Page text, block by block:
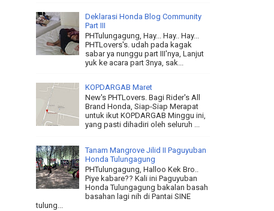
Deklarasi Honda Blog Community
Part III
PHTulungagung, Hay... Hay.. Hay...
PHTLovers's. udah pada kagak
sabar ya nunggu part III'nya, Lanjut
yuk ke acara part 3nya, sak...
KOPDARGAB Maret
New's PHTLovers. Bagi Rider's All
Brand Honda, Siap-Siap Merapat
untuk ikut KOPDARGAB Minggu ini,
yang pasti dihadiri oleh seluruh ...
Tanam Mangrove Jilid II Paguyuban
Honda Tulungagung
PHTulungagung, Halloo Kek Bro..
Piye kabare?? Kali ini Paguyuban
Honda Tulungagung bakalan basah
basahan lagi nih di Pantai SINE
tulung...